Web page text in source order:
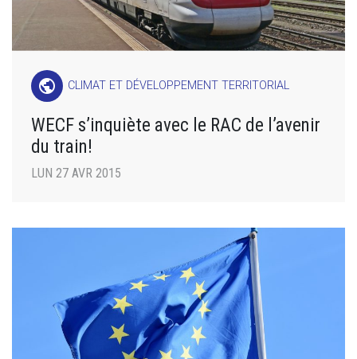
public CLIMAT ET DÉVELOPPEMENT TERRITORIAL
WECF s’inquiète avec le RAC de l’avenir
du train!
LUN 27 AVR 2015